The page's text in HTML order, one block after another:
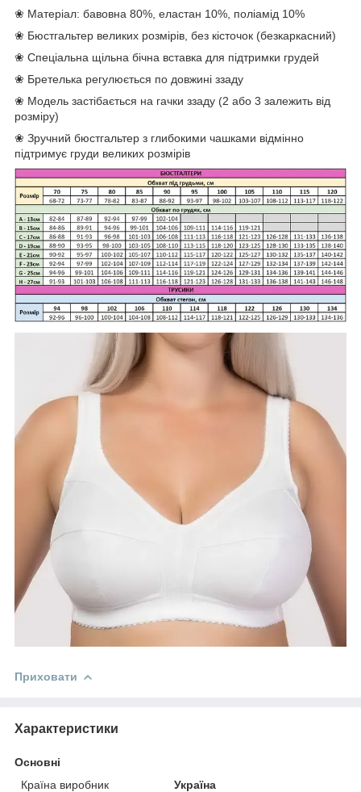
❀ Матеріал: бавовна 80%, еластан 10%, поліамід 10%
❀ Бюстгальтер великих розмірів, без кісточок (безкаркасний)
❀ Спеціальна щільна бічна вставка для підтримки грудей
❀ Бретелька регулюється по довжині ззаду
❀ Модель застібається на гачки ззаду (2 або 3 залежить від
розміру)
❀ Зручний бюстгальтер з глибокими чашками відмінно
підтримує груди великих розмірів
Приховати
Характеристики
Основні
Країна виробник
Україна